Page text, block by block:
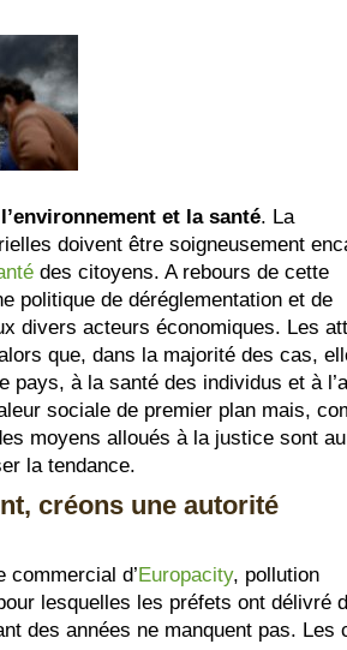
et la santé. La
doivent être soigneusement
des citoyens. A rebours de cette
politique de déréglementation et de
divers acteurs économiques. Les
que, dans la majorité des cas,
à la santé des individus et à
sociale de premier plan mais,
moyens alloués à la justice sont
la tendance.
créons une autorité
commercial d’Europacity, pollution
lesquelles les préfets ont délivré
des années ne manquent pas. Les